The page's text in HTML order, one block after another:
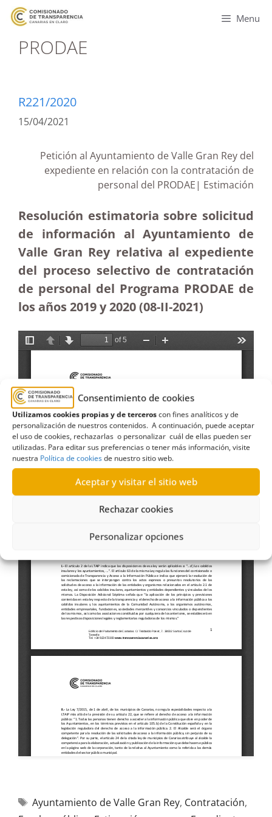
Consentimiento de cookies
Utilizamos cookies propias y de terceroscon fines analíticos y de
personalización de nuestros contenidos. A continuación, puede aceptar
el uso de cookies, rechazarlas o personalizar cuál de ellas pueden ser
utilizadas. Para editar sus preferencias o tener más información, visite
nuestra Política de cookiesde nuestro sitio web.
Aceptar y visitar el sitio web
Rechazar cookies
Personalizar opciones
Menu
PRODAE
R221/2020
15/04/2021
Petición al Ayuntamiento de Valle Gran Rey del
expediente en relación con la contratación de
personal del PRODAE| Estimación
Resolución estimatoria sobre solicitud
de información al Ayuntamiento de
Valle Gran Rey relativa al expediente
del proceso selectivo de contratación
de personal del Programa PRODAE de
los años 2019 y 2020 (08-II-2021)
Ayuntamiento de Valle Gran Rey, Contratación,